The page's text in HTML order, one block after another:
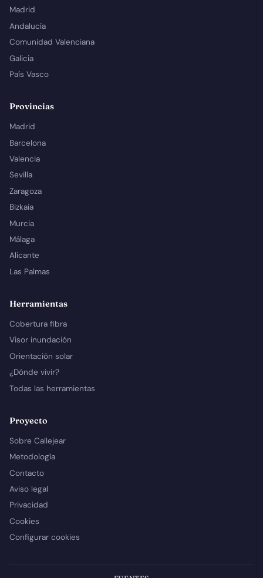
Madrid
Andalucía
Comunidad Valenciana
Galicia
País Vasco
Provincias
Madrid
Barcelona
Valencia
Sevilla
Zaragoza
Bizkaia
Murcia
Málaga
Alicante
Las Palmas
Herramientas
Cobertura fibra
Visor inundación
Orientación solar
¿Dónde vivir?
Todas las herramientas
Proyecto
Sobre Callejear
Metodología
Contacto
Aviso legal
Privacidad
Cookies
Configurar cookies